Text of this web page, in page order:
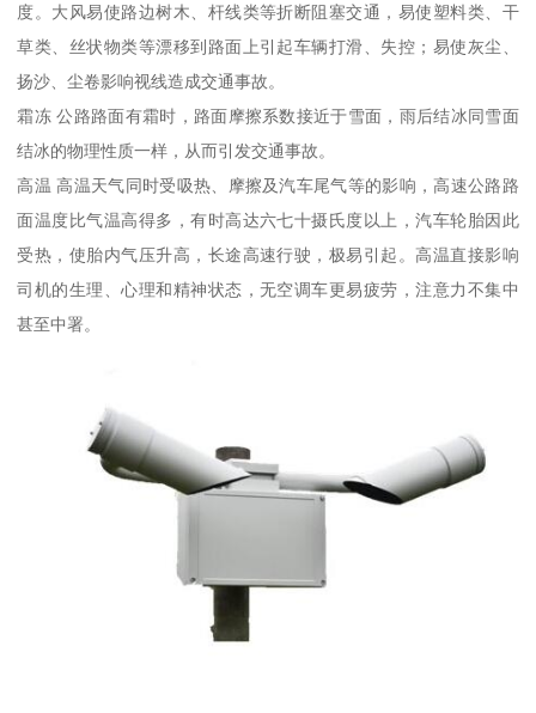
度。大风易使路边树木、杆线类等折断阻塞交通，易使塑料类、干
草类、丝状物类等漂移到路面上引起车辆打滑、失控；易使灰尘、
扬沙、尘卷影响视线造成交通事故。
霜冻 公路路面有霜时，路面摩擦系数接近于雪面，雨后结冰同雪面
结冰的物理性质一样，从而引发交通事故。
高温 高温天气同时受吸热、摩擦及汽车尾气等的影响，高速公路路
面温度比气温高得多，有时高达六七十摄氏度以上，汽车轮胎因此
受热，使胎内气压升高，长途高速行驶，极易引起。高温直接影响
司机的生理、心理和精神状态，无空调车更易疲劳，注意力不集中
甚至中署。